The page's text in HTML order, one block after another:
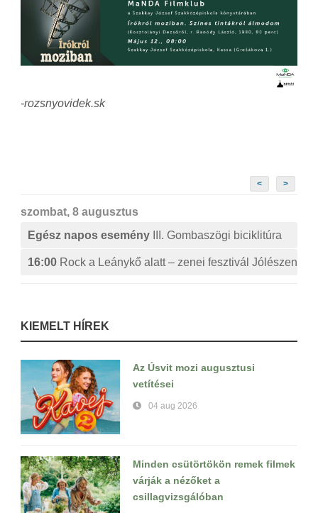
-rozsnyovidek.sk
< >
szombat, 8 augusztus
Egész napos esemény
III. Gombaszögi biciklitúra
16:00 Rock a Leánykő alatt – zenei fesztivál Jólészen
KIEMELT HÍREK
Az Úsvit mozi augusztusi
vetítései
04 aug 2026
Minden csütörtökön remek filmek
várják a nézőket a
csillagvizsgálóban